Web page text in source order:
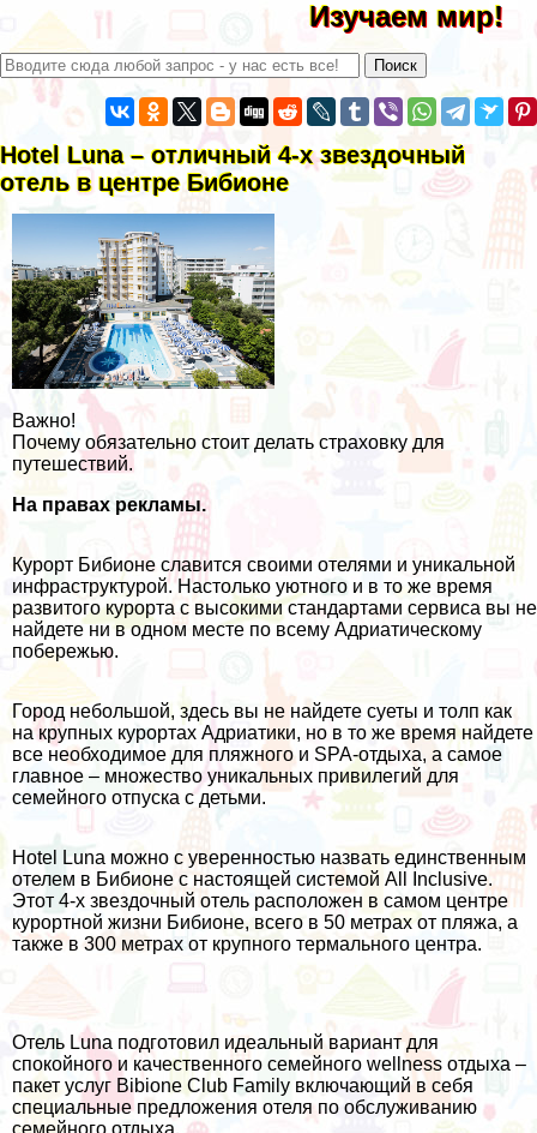
Изучаем мир!
Hotel Luna – отличный 4-х звездочный
отель в центре Бибионе
Важно!
Почему обязательно стоит делать страховку для
путешествий.
На правах рекламы.
Курорт Бибионе славится своими отелями и уникальной
инфраструктурой. Настолько уютного и в то же время
развитого курорта с высокими стандартами сервиса вы не
найдете ни в одном месте по всему Адриатическому
побережью.
Город небольшой, здесь вы не найдете суеты и толп как
на крупных курортах Адриатики, но в то же время найдете
все необходимое для пляжного и SPA-отдыха, а самое
главное – множество уникальных привилегий для
семейного отпуска с детьми.
Hotel Luna можно с уверенностью назвать единственным
отелем в Бибионе с настоящей системой All Inclusive.
Этот 4-х звездочный отель расположен в самом центре
курортной жизни Бибионе, всего в 50 метрах от пляжа, а
также в 300 метрах от крупного термального центра.
Отель Luna подготовил идеальный вариант для
спокойного и качественного семейного wellness отдыха –
пакет услуг Bibione Club Family включающий в себя
специальные предложения отеля по обслуживанию
семейного отдыха.